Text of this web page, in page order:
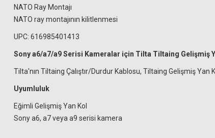
NATO Ray Montajı
NATO ray montajının kilitlenmesi
UPC: 616985401413
Sony a6/a7/a9 Serisi Kameralar için Tilta Tiltaing Gelişmiş
Tilta'nın Tiltaing Çalıştır/Durdur Kablosu, Tiltaing Gelişmiş
Uyumluluk
Eğimli Gelişmiş Yan Kol
Sony a6, a7 veya a9 serisi kamera